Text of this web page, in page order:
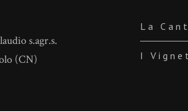
s.agr.s.
(CN)
La
I